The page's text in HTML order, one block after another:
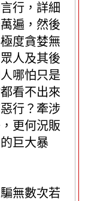
行，詳細
遍，然後
度貪婪無
人及其後
哪怕只是
看不出來
行？牽涉
更何況販
巨大暴
無數次若